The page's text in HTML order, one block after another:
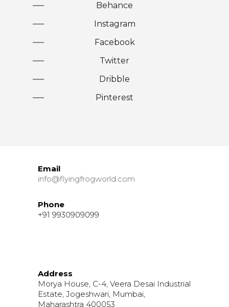
Behance
Instagram
Facebook
Twitter
Dribble
Pinterest
Email
info@flyingfrogworld.com
Phone
+91 9930909099
Address
Morya House, C-4, Veera Desai Industrial
Estate, Jogeshwari, Mumbai,
Maharashtra 400053